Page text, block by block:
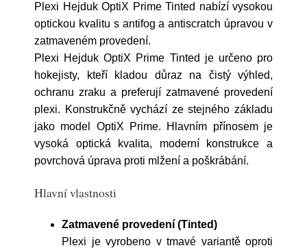
Plexi Hejduk OptiX Prime Tinted nabízí vysokou
optickou kvalitu s antifog a antiscratch úpravou v
zatmaveném provedení.
Plexi Hejduk OptiX Prime Tinted je určeno pro
hokejisty, kteří kladou důraz na čistý výhled,
ochranu zraku a preferují zatmavené provedení
plexi. Konstrukčně vychází ze stejného základu
jako model OptiX Prime. Hlavním přínosem je
vysoká optická kvalita, moderní konstrukce a
povrchová úprava proti mlžení a poškrábání.
Hlavní vlastnosti
Zatmavené provedení (Tinted)
Plexi je vyrobeno v tmavé variantě oproti